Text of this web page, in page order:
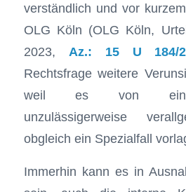
verständlich und vor
OLG Köln (OLG Köln,
2023, Az.: 15 U 184/
Rechtsfrage weitere
weil es von
unzulässigerweise
obgleich ein Spezialfall
Immerhin kann es in